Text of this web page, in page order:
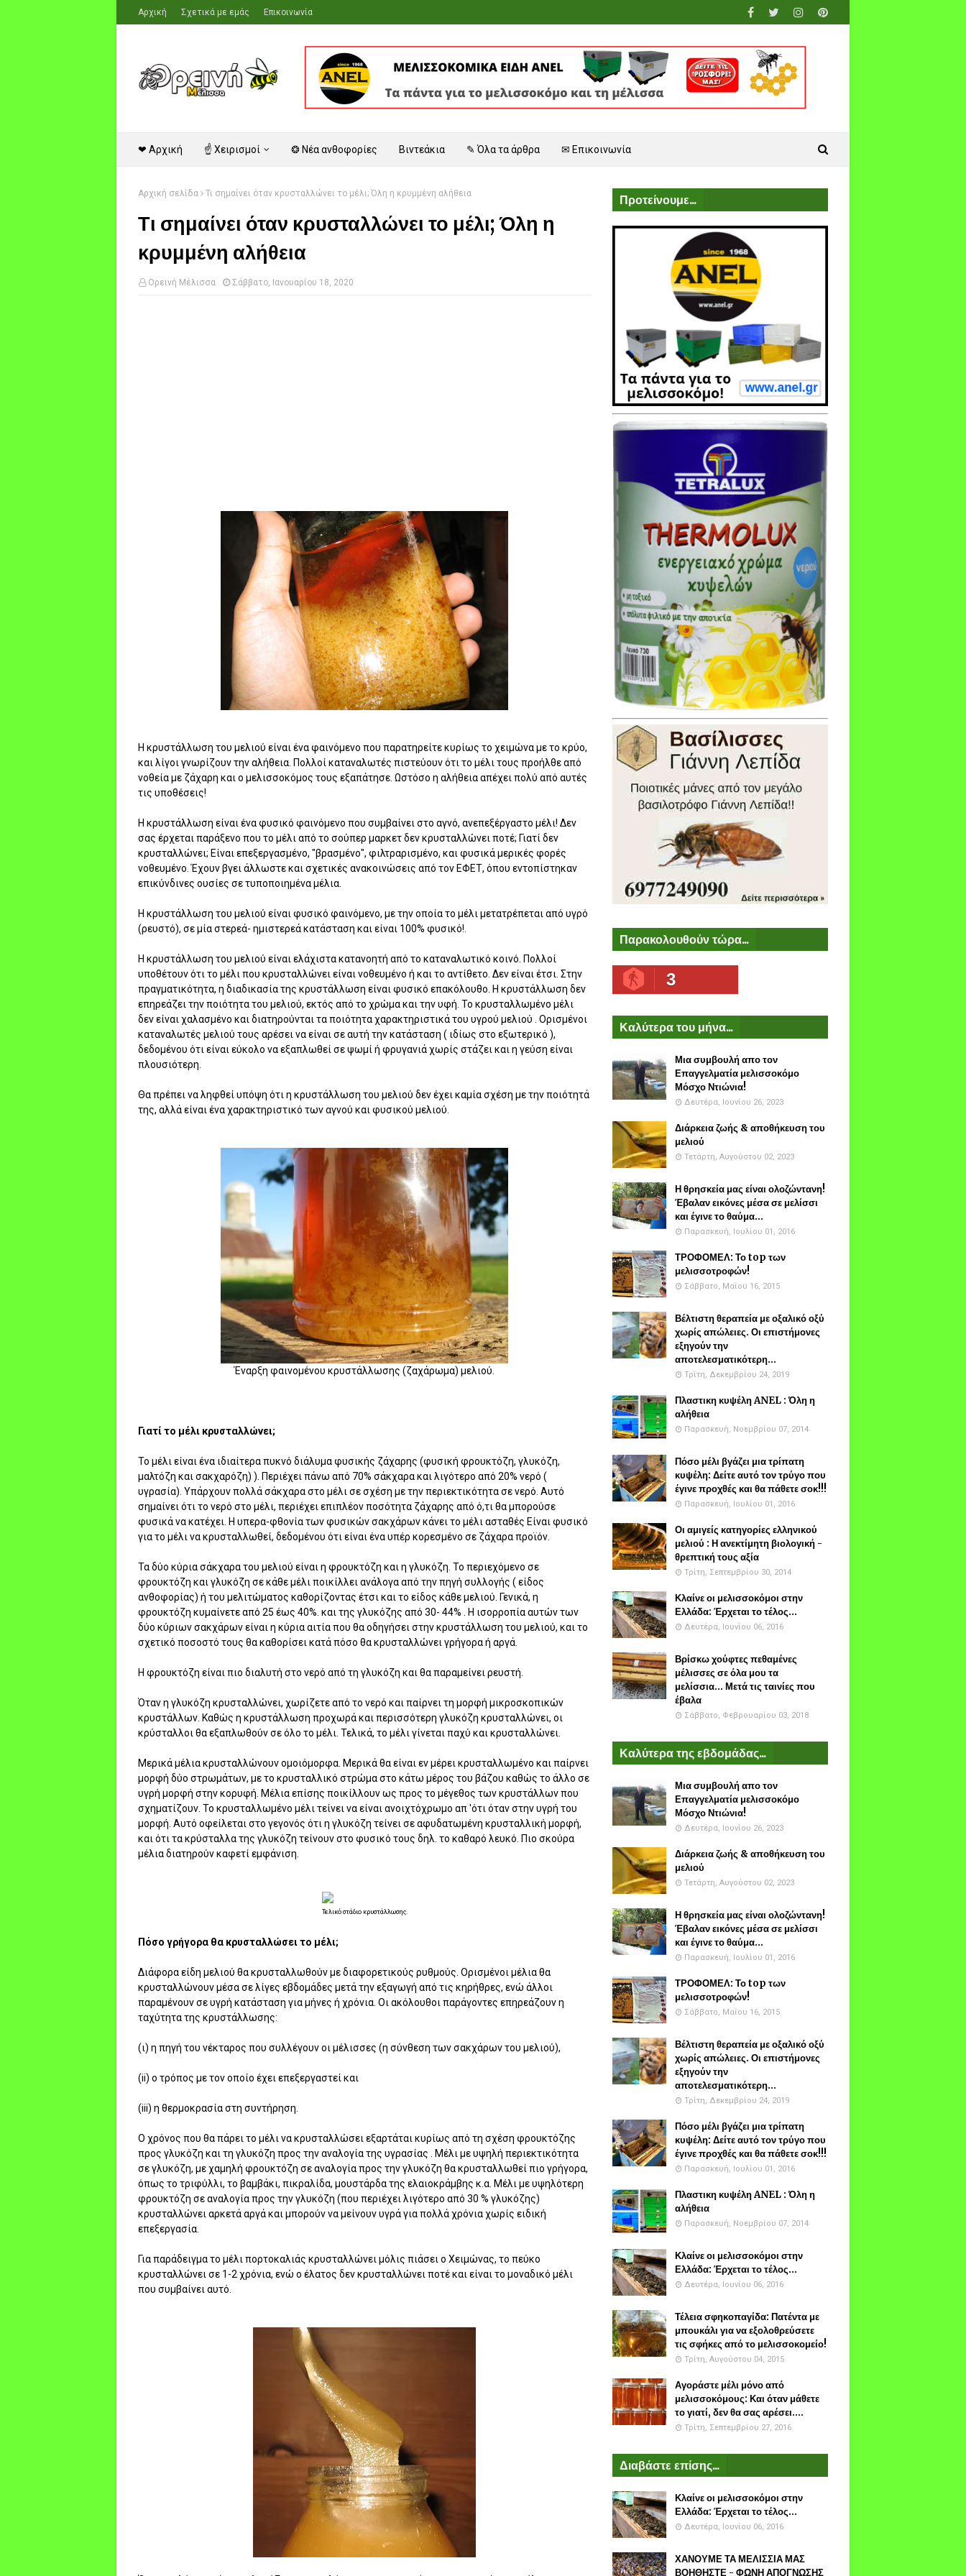
Αρχική Σχετικά με εμάς Επικοινωνία
❤ Αρχική ☝ Χειρισμοί ❂ Νέα ανθοφορίες Βιντεάκια ✎ Όλα τα άρθρα ✉ Επικοινωνία
Αρχική σελίδα Τι σημαίνει όταν κρυσταλλώνει το μέλι; Όλη η κρυμμένη αλήθεια
Τι σημαίνει όταν κρυσταλλώνει το μέλι; Όλη η
κρυμμένη αλήθεια
Ορεινή Μέλισσα Σάββατο, Ιανουαρίου 18, 2020
Η κρυστάλλωση του μελιού είναι ένα φαινόμενο που παρατηρείτε κυρίως το χειμώνα με το κρύο,
και λίγοι γνωρίζουν την αλήθεια. Πολλοί καταναλωτές πιστεύουν ότι το μέλι τους προήλθε από
νοθεία με ζάχαρη και ο μελισσοκόμος τους εξαπάτησε. Ωστόσο η αλήθεια απέχει πολύ από αυτές
τις υποθέσεις!
Η κρυστάλλωση είναι ένα φυσικό φαινόμενο που συμβαίνει στο αγνό, ανεπεξέργαστο μέλι! Δεν
σας έρχεται παράξενο που το μέλι από το σούπερ μαρκετ δεν κρυσταλλώνει ποτέ; Γιατί δεν
κρυσταλλώνει; Είναι επεξεργασμένο, "βρασμένο", φιλτραρισμένο, και φυσικά μερικές φορές
νοθευμένο. Έχουν βγει άλλωστε και σχετικές ανακοινώσεις από τον ΕΦΕΤ, όπου εντοπίστηκαν
επικύνδινες ουσίες σε τυποποιημένα μέλια.
Η κρυστάλλωση του μελιού είναι φυσικό φαινόμενο, με την οποία το μέλι μετατρέπεται από υγρό
(ρευστό), σε μία στερεά- ημιστερεά κατάσταση και είναι 100% φυσικό!.
Η κρυστάλλωση του μελιού είναι ελάχιστα κατανοητή από το καταναλωτικό κοινό. Πολλοί
υποθέτουν ότι το μέλι που κρυσταλλώνει είναι νοθευμένο ή και το αντίθετο. Δεν είναι έτσι. Στην
πραγματικότητα, η διαδικασία της κρυστάλλωση είναι φυσικό επακόλουθο. Η κρυστάλλωση δεν
επηρεάζει την ποιότητα του μελιού, εκτός από το χρώμα και την υφή. Το κρυσταλλωμένο μέλι
δεν είναι χαλασμένο και διατηρούνται τα ποιότητα χαρακτηριστικά του υγρού μελιού . Ορισμένοι
καταναλωτές μελιού τους αρέσει να είναι σε αυτή την κατάσταση ( ιδίως στο εξωτερικό ),
δεδομένου ότι είναι εύκολο να εξαπλωθεί σε ψωμί ή φρυγανιά χωρίς στάζει και η γεύση είναι
πλουσιότερη.
Θα πρέπει να ληφθεί υπόψη ότι η κρυστάλλωση του μελιού δεν έχει καμία σχέση με την ποιότητά
της, αλλά είναι ένα χαρακτηριστικό των αγνού και φυσικού μελιού.
Έναρξη φαινομένου κρυστάλλωσης (ζαχάρωμα) μελιού.
Γιατί το μέλι κρυσταλλώνει;
Το μέλι είναι ένα ιδιαίτερα πυκνό διάλυμα φυσικής ζάχαρης (φυσική φρουκτόζη, γλυκόζη,
μαλτόζη και σακχαρόζη) ). Περιέχει πάνω από 70% σάκχαρα και λιγότερο από 20% νερό (
υγρασία). Υπάρχουν πολλά σάκχαρα στο μέλι σε σχέση με την περιεκτικότητα σε νερό. Αυτό
σημαίνει ότι το νερό στο μέλι, περιέχει επιπλέον ποσότητα ζάχαρης από ό,τι θα μπορούσε
φυσικά να κατέχει. Η υπερα-φθονία των φυσικών σακχάρων κάνει το μέλι ασταθές Είναι φυσικό
για το μέλι να κρυσταλλωθεί, δεδομένου ότι είναι ένα υπέρ κορεσμένο σε ζάχαρα προϊόν.
Τα δύο κύρια σάκχαρα του μελιού είναι η φρουκτόζη και η γλυκόζη. Το περιεχόμενο σε
φρουκτόζη και γλυκόζη σε κάθε μέλι ποικίλλει ανάλογα από την πηγή συλλογής ( είδος
ανθοφορίας) ή του μελιτώματος καθορίζοντας έτσι και το είδος κάθε μελιού. Γενικά, η
φρουκτόζη κυμαίνετε από 25 έως 40%. και της γλυκόζης από 30- 44% . Η ισορροπία αυτών των
δύο κύριων σακχάρων είναι η κύρια αιτία που θα οδηγήσει στην κρυστάλλωση του μελιού, και το
σχετικό ποσοστό τους θα καθορίσει κατά πόσο θα κρυσταλλώνει γρήγορα ή αργά.
Η φρουκτόζη είναι πιο διαλυτή στο νερό από τη γλυκόζη και θα παραμείνει ρευστή.
Όταν η γλυκόζη κρυσταλλώνει, χωρίζετε από το νερό και παίρνει τη μορφή μικροσκοπικών
κρυστάλλων. Καθώς η κρυστάλλωση προχωρά και περισσότερη γλυκόζη κρυσταλλώνει, οι
κρύσταλλοι θα εξαπλωθούν σε όλο το μέλι. Τελικά, το μέλι γίνεται παχύ και κρυσταλλώνει.
Μερικά μέλια κρυσταλλώνουν ομοιόμορφα. Μερικά θα είναι εν μέρει κρυσταλλωμένο και παίρνει
μορφή δύο στρωμάτων, με το κρυσταλλικό στρώμα στο κάτω μέρος του βάζου καθώς το άλλο σε
υγρή μορφή στην κορυφή. Μέλια επίσης ποικίλλουν ως προς το μέγεθος των κρυστάλλων που
σχηματίζουν. Το κρυσταλλωμένο μέλι τείνει να είναι ανοιχτόχρωμο απ 'ότι όταν στην υγρή του
μορφή. Αυτό οφείλεται στο γεγονός ότι η γλυκόζη τείνει σε αφυδατωμένη κρυσταλλική μορφή,
και ότι τα κρύσταλλα της γλυκόζη τείνουν στο φυσικό τους δηλ. το καθαρό λευκό. Πιο σκούρα
μέλια διατηρούν καφετί εμφάνιση.
Τελικό στάδιο κρυστάλλωσης.
Πόσο γρήγορα θα κρυσταλλώσει το μέλι;
Διάφορα είδη μελιού θα κρυσταλλωθούν με διαφορετικούς ρυθμούς. Ορισμένοι μέλια θα
κρυσταλλώνουν μέσα σε λίγες εβδομάδες μετά την εξαγωγή από τις κηρήθρες, ενώ άλλοι
παραμένουν σε υγρή κατάσταση για μήνες ή χρόνια. Οι ακόλουθοι παράγοντες επηρεάζουν η
ταχύτητα της κρυστάλλωσης:
(ι) η πηγή του νέκταρος που συλλέγουν οι μέλισσες (η σύνθεση των σακχάρων του μελιού),
(ii) ο τρόπος με τον οποίο έχει επεξεργαστεί και
(iii) η θερμοκρασία στη συντήρηση.
Ο χρόνος που θα πάρει το μέλι να κρυσταλλώσει εξαρτάται κυρίως από τη σχέση φρουκτόζης
προς γλυκόζη και τη γλυκόζη προς την αναλογία της υγρασίας . Μέλι με υψηλή περιεκτικότητα
σε γλυκόζη, με χαμηλή φρουκτόζη σε αναλογία προς την γλυκόζη θα κρυσταλλωθεί πιο γρήγορα,
όπως το τριφύλλι, το βαμβάκι, πικραλίδα, μουστάρδα της ελαιοκράμβης κ.α. Μέλι με υψηλότερη
φρουκτόζη σε αναλογία προς την γλυκόζη (που περιέχει λιγότερο από 30 % γλυκόζης)
κρυσταλλώνει αρκετά αργά και μπορούν να μείνουν υγρά για πολλά χρόνια χωρίς ειδική
επεξεργασία.
Για παράδειγμα το μέλι πορτοκαλιάς κρυσταλλώνει μόλις πιάσει ο Χειμώνας, το πεύκο
κρυσταλλώνει σε 1-2 χρόνια, ενώ ο έλατος δεν κρυσταλλώνει ποτέ και είναι το μοναδικό μέλι
που συμβαίνει αυτό.
Προτείνουμε...
Παρακολουθούν τώρα...
3
Καλύτερα του μήνα...
Μια συμβουλή απο τον
Επαγγελματία μελισσοκόμο
Μόσχο Ντιώνια!
Δευτέρα, Ιουνίου 26, 2023
Διάρκεια ζωής & αποθήκευση του
μελιού
Τετάρτη, Αυγούστου 02, 2023
Η θρησκεία μας είναι ολοζώντανη!
Έβαλαν εικόνες μέσα σε μελίσσι
και έγινε το θαύμα...
Παρασκευή, Ιουλίου 01, 2016
ΤΡΟΦΟΜΕΛ: Το top των
μελισσοτροφών!
Σάββατο, Μαΐου 16, 2015
Βέλτιστη θεραπεία με οξαλικό οξύ
χωρίς απώλειες. Οι επιστήμονες
εξηγούν την
αποτελεσματικότερη...
Τρίτη, Δεκεμβρίου 24, 2019
Πλαστικη κυψέλη ANEL : Όλη η
αλήθεια
Παρασκευή, Νοεμβρίου 07, 2014
Πόσο μέλι βγάζει μια τρίπατη
κυψέλη: Δείτε αυτό τον τρύγο που
έγινε προχθές και θα πάθετε σοκ!!!
Παρασκευή, Ιουλίου 01, 2016
Οι αμιγείς κατηγορίες ελληνικού
μελιού : Η ανεκτίμητη βιολογική -
θρεπτική τους αξία
Τρίτη, Σεπτεμβρίου 30, 2014
Κλαίνε οι μελισσοκόμοι στην
Ελλάδα: Έρχεται το τέλος...
Δευτέρα, Ιουνίου 06, 2016
Βρίσκω χούφτες πεθαμένες
μέλισσες σε όλα μου τα
μελίσσια... Μετά τις ταινίες που
έβαλα
Σάββατο, Φεβρουαρίου 03, 2018
Καλύτερα της εβδομάδας...
Μια συμβουλή απο τον
Επαγγελματία μελισσοκόμο
Μόσχο Ντιώνια!
Δευτέρα, Ιουνίου 26, 2023
Διάρκεια ζωής & αποθήκευση του
μελιού
Τετάρτη, Αυγούστου 02, 2023
Η θρησκεία μας είναι ολοζώντανη!
Έβαλαν εικόνες μέσα σε μελίσσι
και έγινε το θαύμα...
Παρασκευή, Ιουλίου 01, 2016
ΤΡΟΦΟΜΕΛ: Το top των
μελισσοτροφών!
Σάββατο, Μαΐου 16, 2015
Βέλτιστη θεραπεία με οξαλικό οξύ
χωρίς απώλειες. Οι επιστήμονες
εξηγούν την
αποτελεσματικότερη...
Τρίτη, Δεκεμβρίου 24, 2019
Πόσο μέλι βγάζει μια τρίπατη
κυψέλη: Δείτε αυτό τον τρύγο που
έγινε προχθές και θα πάθετε σοκ!!!
Παρασκευή, Ιουλίου 01, 2016
Πλαστικη κυψέλη ANEL : Όλη η
αλήθεια
Παρασκευή, Νοεμβρίου 07, 2014
Κλαίνε οι μελισσοκόμοι στην
Ελλάδα: Έρχεται το τέλος...
Δευτέρα, Ιουνίου 06, 2016
Τέλεια σφηκοπαγίδα: Πατέντα με
μπουκάλι για να εξολοθρεύσετε
τις σφήκες από το μελισσοκομείο!
Τρίτη, Αυγούστου 04, 2015
Αγοράστε μέλι μόνο από
μελισσοκόμους: Και όταν μάθετε
το γιατί, δεν θα σας αρέσει....
Τρίτη, Σεπτεμβρίου 27, 2016
Διαβάστε επίσης...
Κλαίνε οι μελισσοκόμοι στην
Ελλάδα: Έρχεται το τέλος...
Δευτέρα, Ιουνίου 06, 2016
ΧΑΝΟΥΜΕ ΤΑ ΜΕΛΙΣΣΙΑ ΜΑΣ
ΒΟΗΘΗΣΤΕ - ΦΩΝΗ ΑΠΟΓΝΩΣΗΣ